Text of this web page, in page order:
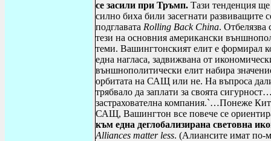
се засили при Тръмп. Тази тенденция
силно биха били засегнати развиващите
подглавата Rolling Back China. Отбелязва
тези на основния американски
теми. Вашингтонският елит е формирал
една нагласа, задвижвана от
външнополитически елит набира
орбитата на САЩ или не. На въпроса
трябвало да заплати за своята
застрахователна компания.`…Понеже
САЩ, Вашингтон все повече се
към една деглобализирана световна
Alliances matter less. (Алиансите имат по-